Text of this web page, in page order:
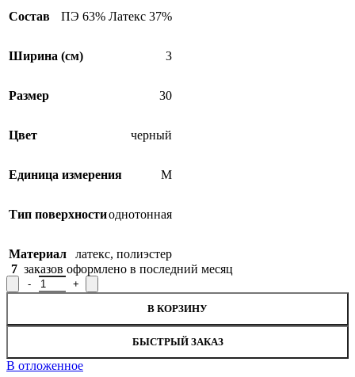
Состав ПЭ 63% Латекс 37%
Ширина (см) 3
Размер 30
Цвет черный
Единица измерения М
Тип поверхностиоднотонная
Материал латекс, полиэстер
7 заказов оформлено в последний месяц
Количество товара Лента эластичная поясная 16С3922Л-Г50,
В КОРЗИНУ
БЫСТРЫЙ ЗАКАЗ
В отложенное